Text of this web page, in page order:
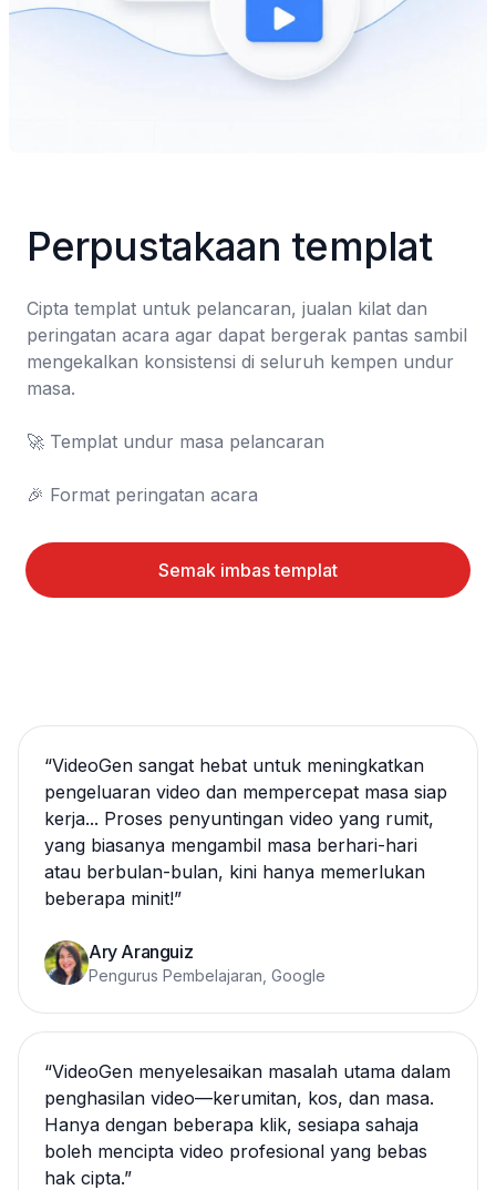
Perpustakaan templat
Cipta templat untuk pelancaran, jualan kilat dan
peringatan acara agar dapat bergerak pantas sambil
mengekalkan konsistensi di seluruh kempen undur
masa.
🚀 Templat undur masa pelancaran
🎉 Format peringatan acara
Semak imbas templat
“VideoGen sangat hebat untuk meningkatkan
pengeluaran video dan mempercepat masa siap
kerja... Proses penyuntingan video yang rumit,
yang biasanya mengambil masa berhari-hari
atau berbulan-bulan, kini hanya memerlukan
beberapa minit!”
Ary Aranguiz
Pengurus Pembelajaran, Google
“VideoGen menyelesaikan masalah utama dalam
penghasilan video—kerumitan, kos, dan masa.
Hanya dengan beberapa klik, sesiapa sahaja
boleh mencipta video profesional yang bebas
hak cipta.”